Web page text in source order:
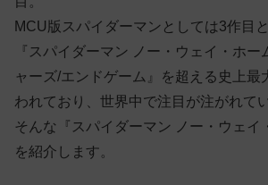
MCU版スパイダーマンとしては3作目
『スパイダーマン ノー・ウェイ・ホー
ャーズ/エンドゲーム』を超える史上最
われており、世界中で注目が注がれて
そんな 『スパイダーマン ノー・ウェ
を紹介します。